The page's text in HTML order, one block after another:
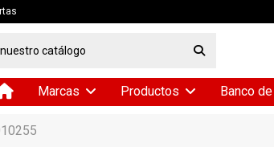
Marcas Productos Banco